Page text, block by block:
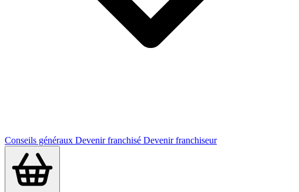
Conseils généraux Devenir franchisé Devenir franchiseur